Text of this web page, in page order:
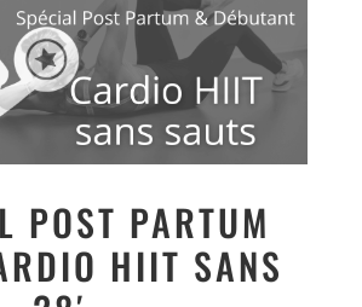
POST PARTUM
HIIT SANS